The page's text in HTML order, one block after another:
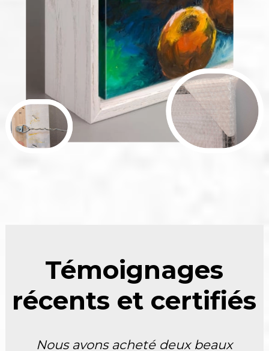
Témoignages
récents et certifiés
Nous avons acheté deux beaux